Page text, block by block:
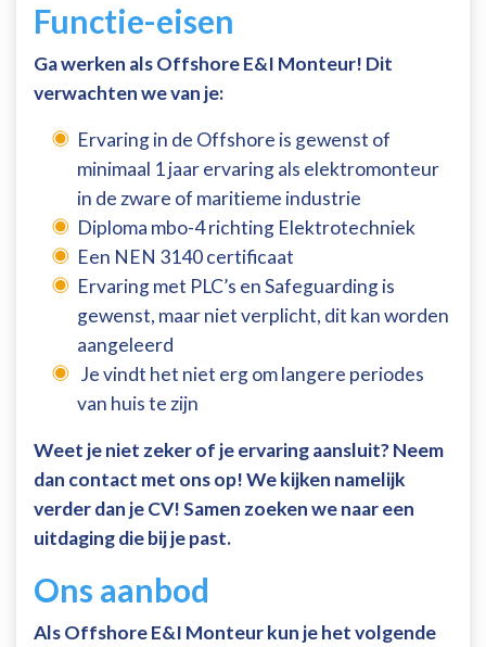
Functie-eisen
Ga werken als Offshore E&I Monteur! Dit
verwachten we van je:
Ervaring in de Offshore is gewenst of
minimaal 1 jaar ervaring als elektromonteur
in de zware of maritieme industrie
Diploma mbo-4 richting Elektrotechniek
Een NEN 3140 certificaat
Ervaring met PLC’s en Safeguarding is
gewenst, maar niet verplicht, dit kan worden
aangeleerd
Je vindt het niet erg om langere periodes
van huis te zijn
Weet je niet zeker of je ervaring aansluit? Neem
dan contact met ons op! We kijken namelijk
verder dan je CV! Samen zoeken we naar een
uitdaging die bij je past.
Ons aanbod
Als Offshore E&I Monteur kun je het volgende